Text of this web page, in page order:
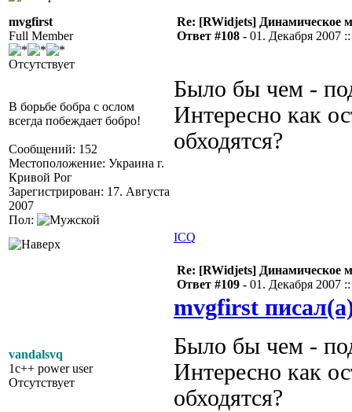
mvgfirst
Full Member
Отсутствует
В борьбе бобра с ослом
всегда побеждает бобро!
Сообщений: 152
Местоположение: Украина г.
Кривой Рог
Зарегистрирован: 17. Августа
2007
Пол:
Re: [RWidjets] Динамическое
Ответ #108 - 01. Декабря 2007
Было бы чем -
Интересно как
обходятся?
ICQ
vandalsvq
1c++ power user
Отсутствует
Re: [RWidjets] Динамическое
Ответ #109 - 01. Декабря 2007
mvgfirst
Было бы чем -
Интересно как
обходятся?